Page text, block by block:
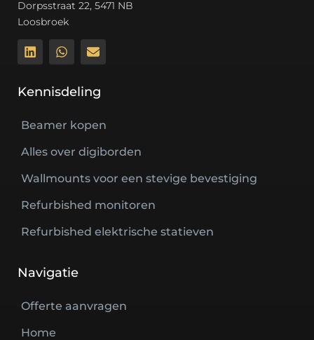
Dorpsstraat 22, 5471 NB
Loosbroek
Kennisdeling
Beamer kopen
Alles over digiborden
Wallmounts voor een stevige bevestiging
Refurbished monitoren
Refurbished elektrische statieven
Navigatie
Offerte aanvragen
Home